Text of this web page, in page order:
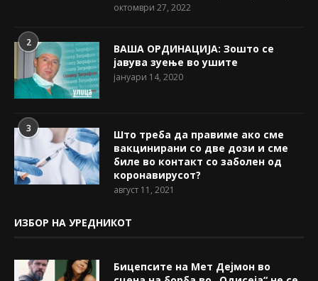
октомври 27, 2022
2
ВАША ОРДИНАЦИЈА: Зошто се
јавува зуење во ушите
јануари 14, 2020
3
Што треба да правиме ако сме
вакцинирани со две дози и сме
биле во контакт со заболен од
коронавирусот?
август 11, 2021
ИЗБОР НА УРЕДНИКОТ
Бицепсите на Мет Дејмон во